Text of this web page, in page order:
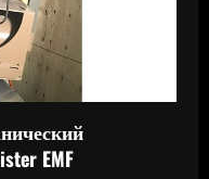
EMF